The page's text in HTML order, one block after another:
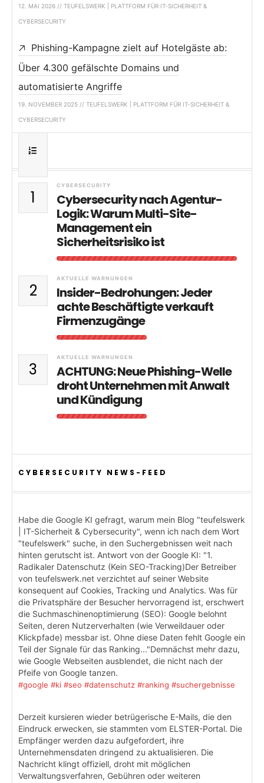
12. MAI 2026 // TEUFELSWERK | PLATTFORM FÜR IT-SICHERHEIT &
CYBERSECURITY
Phishing-Kampagne zielt auf Hotelgäste ab:
Über 4.300 gefälschte Domains und
automatisierte Angriffe
19. NOVEMBER 2025 // TEUFELSWERK | PLATTFORM FÜR IT-SICHERHEIT &
CYBERSECURITY
1
CYBERSECURITY
Cybersecurity nach Agentur-
Logik: Warum Multi-Site-
Management ein
Sicherheitsrisiko ist
2
AKTUELLE WARNUNGEN
Insider-Bedrohungen: Jeder
achte Beschäftigte verkauft
Firmenzugänge
3
AKTUELLE WARNUNGEN
ACHTUNG: Neue Phishing-Welle
droht Unternehmen mit Anwalt
und Kündigung
CYBERSECURITY NEWS-FEED
Habe die Google KI gefragt, warum mein Blog "teufelswerk
| IT-Sicherheit & Cybersecurity", wenn ich nach dem Wort
"teufelswerk" suche, in den Suchergebnissen weit nach
hinten gerutscht ist. Antwort von der Google KI: "1.
Radikaler Datenschutz (Kein SEO-Tracking)Der Betreiber
von teufelswerk.net verzichtet auf seiner Website
konsequent auf Cookies, Tracking und Analytics. Was für
die Privatsphäre der Besucher hervorragend ist, erschwert
die Suchmaschinenoptimierung (SEO): Google belohnt
Seiten, deren Nutzerverhalten (wie Verweildauer oder
Klickpfade) messbar ist. Ohne diese Daten fehlt Google ein
Teil der Signale für das Ranking..."Demnächst mehr dazu,
wie Google Webseiten ausblendet, die nicht nach der
Pfeife von Google tanzen.
#google #ki #seo #datenschutz #ranking #suchergebnisse
Derzeit kursieren wieder betrügerische E-Mails, die den
Eindruck erwecken, sie stammten vom ELSTER-Portal. Die
Empfänger werden dazu aufgefordert, ihre
Unternehmensdaten dringend zu aktualisieren. Die
Nachricht klingt offiziell, droht mit möglichen
Verwaltungsverfahren, Gebühren oder weiteren